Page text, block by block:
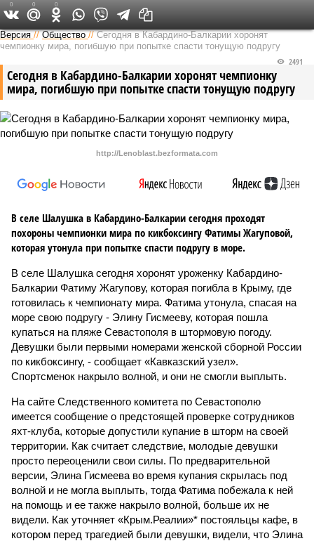
Версия на Кавказе
Версия //Общество //Сегодня в Кабардино-Балкарии хоронят
чемпионку мира, погибшую при попытке спасти тонущую подругу
Сегодня в Кабардино-Балкарии хоронят чемпионку
мира, погибшую при попытке спасти тонущую подругу
2491
http://Lenoblast.bezformata.com
В селе Шалушка в Кабардино-Балкарии сегодня проходят
похороны чемпионки мира по кикбоксингу Фатимы Жагуповой,
которая утонула при попытке спасти подругу в море.
В селе Шалушка сегодня хоронят уроженку Кабардино-
Балкарии Фатиму Жагупову, которая погибла в Крыму, где
готовилась к чемпионату мира. Фатима утонула, спасая на
море свою подругу - Элину Гисмееву, которая пошла
купаться на пляже Севастополя в штормовую погоду.
Девушки были первыми номерами женской сборной России
по кикбоксингу, - сообщает «Кавказский узел».
Спортсменок накрыло волной, и они не смогли выплыть.
На сайте Следственного комитета по Севастополю
имеется сообщение о предстоящей проверке сотрудников
яхт-клуба, которые допустили купание в шторм на своей
территории. Как считает следствие, молодые девушки
просто переоценили свои силы. По предварительной
версии, Элина Гисмеева во время купания скрылась под
волной и не могла выплыть, тогда Фатима побежала к ней
на помощь и ее также накрыло волной, больше их не
видели. Как уточняет «Крым.Реалии»* постояльцы кафе, в
котором перед трагедией были девушки, видели, что Элина
0 0 0